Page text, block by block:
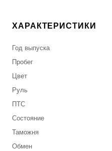
ХАРАКТЕРИСТИКИ
Год выпуска
Пробег
Цвет
Руль
ПТС
Состояние
Таможня
Обмен